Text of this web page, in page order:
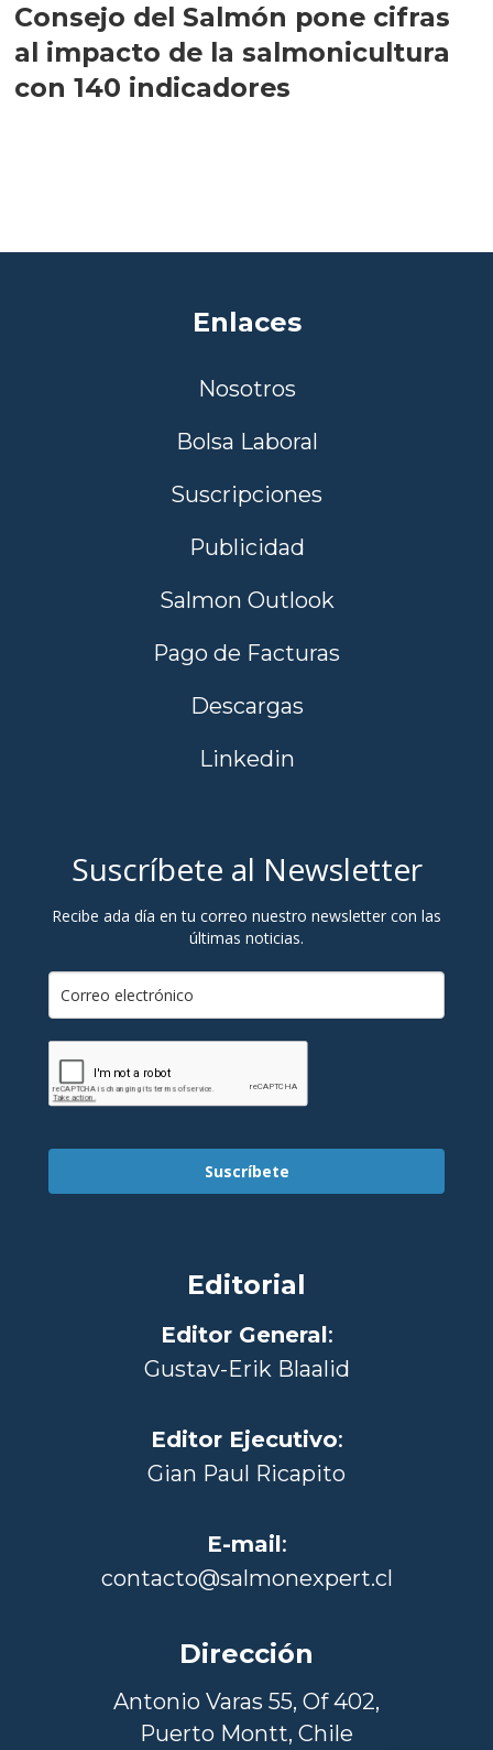
Consejo del Salmón pone cifras
al impacto de la salmonicultura
con 140 indicadores
Enlaces
Nosotros
Bolsa Laboral
Suscripciones
Publicidad
Salmon Outlook
Pago de Facturas
Descargas
Linkedin
Suscríbete al Newsletter
Recibe ada día en tu correo nuestro newsletter con las
últimas noticias.
Suscríbete
Editorial
Editor General:
Gustav-Erik Blaalid
Editor Ejecutivo:
Gian Paul Ricapito
E-mail:
contacto@salmonexpert.cl
Dirección
Antonio Varas 55, Of 402,
Puerto Montt, Chile